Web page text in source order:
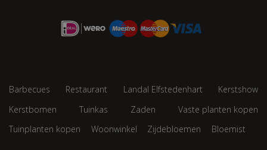
Barbecues Restaurant Landal Elfstedenhart
Kerstshow
Kerstbomen
Tuinkas Zaden
Vaste planten kopen
Tuinplanten kopen
Woonwinkel Zijdebloemen Bloemist